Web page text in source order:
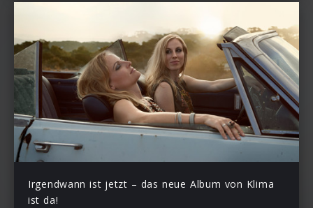
Irgendwann ist jetzt – das neue Album von Klima
ist da!